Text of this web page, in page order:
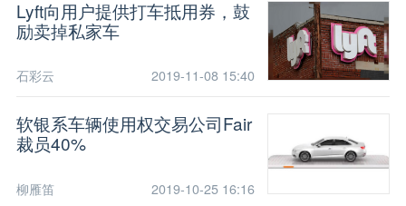
Lyft向用户提供打车抵用券，鼓
励卖掉私家车
石彩云 2019-11-08 15:40
软银系车辆使用权交易公司Fair
裁员40%
柳雁笛 2019-10-25 16:16